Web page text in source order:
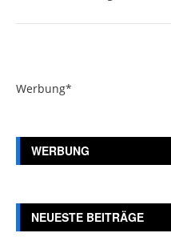
Werbung*
WERBUNG
NEUESTE BEITRÄGE